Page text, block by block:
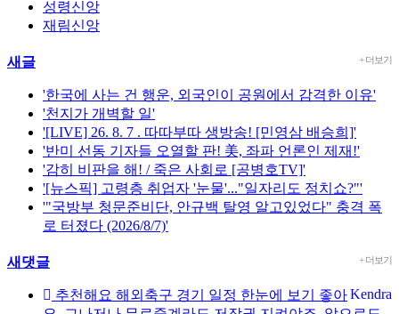
성령신앙
재림신앙
+ 더보기
새글
'한국에 사는 건 행운, 외국인이 공원에서 감격한 이유'
'천지가 개벽할 일'
'[LIVE] 26. 8. 7 . 따따부따 생방송! [민영삼 배승희]'
'반미 선동 기자들 오열할 판! 美, 좌파 언론인 제재!'
'감히 비판을 해! / 죽은 사회로 [공병호TV]'
'[뉴스픽] 고령층 취업자 '눈물'..."일자리도 정치쇼?"'
'"국방부 청문준비단, 안규백 탈영 알고있었다" 충격 폭
로 터졌다 (2026/8/7)'
+ 더보기
새댓글
Kendra
추천해요 해외축구 경기 일정 한눈에 보기 좋아